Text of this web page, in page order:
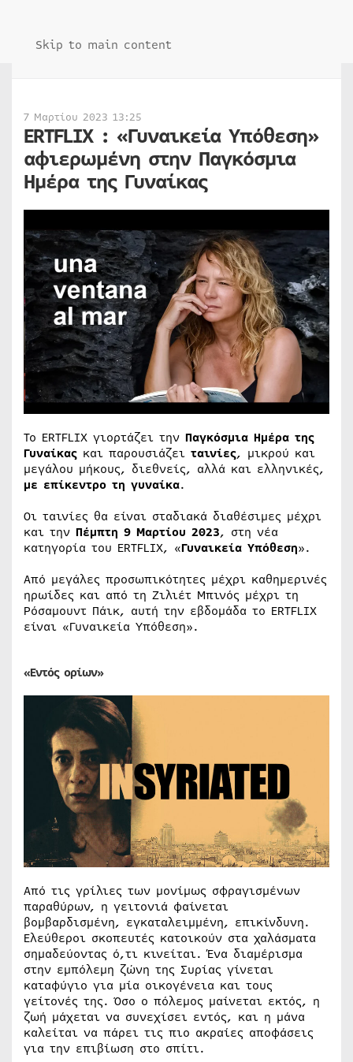
Skip to main content
7 Μαρτίου 2023 13:25
ERTFLIX : «Γυναικεία Υπόθεση»
αφιερωμένη στην Παγκόσμια
Ημέρα της Γυναίκας
Το ERTFLIX γιορτάζει την Παγκόσμια Ημέρα της
Γυναίκας και παρουσιάζει ταινίες, μικρού και
μεγάλου μήκους, διεθνείς, αλλά και ελληνικές,
με επίκεντρο τη γυναίκα.
Οι ταινίες θα είναι σταδιακά διαθέσιμες μέχρι
και την Πέμπτη 9 Μαρτίου 2023, στη νέα
κατηγορία του ERTFLIX, «Γυναικεία Υπόθεση».
Από μεγάλες προσωπικότητες μέχρι καθημερινές
ηρωίδες και από τη Ζιλιέτ Μπινός μέχρι τη
Ρόσαμουντ Πάικ, αυτή την εβδομάδα το ERTFLIX
είναι «Γυναικεία Υπόθεση».
«Εντός ορίων»
Από τις γρίλιες των μονίμως σφραγισμένων
παραθύρων, η γειτονιά φαίνεται
βομβαρδισμένη, εγκαταλειμμένη, επικίνδυνη.
Ελεύθεροι σκοπευτές κατοικούν στα χαλάσματα
σημαδεύοντας ό,τι κινείται. Ένα διαμέρισμα
στην εμπόλεμη ζώνη της Συρίας γίνεται
καταφύγιο για μία οικογένεια και τους
γείτονές της. Όσο ο πόλεμος μαίνεται εκτός, η
ζωή μάχεται να συνεχίσει εντός, και η μάνα
καλείται να πάρει τις πιο ακραίες αποφάσεις
για την επιβίωση στο σπίτι.